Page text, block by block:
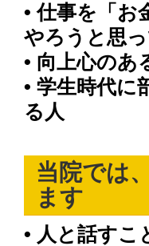
• 仕事を「お
やろうと思
• 向上心のあ
• 学生時代に
る人
当院では
ます
• 人と話すこ